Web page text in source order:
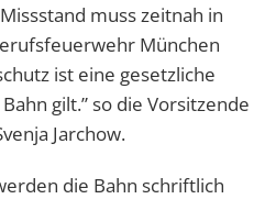
muss zeitnah in
München
ist eine gesetzliche
gilt.” so die Vorsitzende
Jarchow.
die Bahn schriftlich